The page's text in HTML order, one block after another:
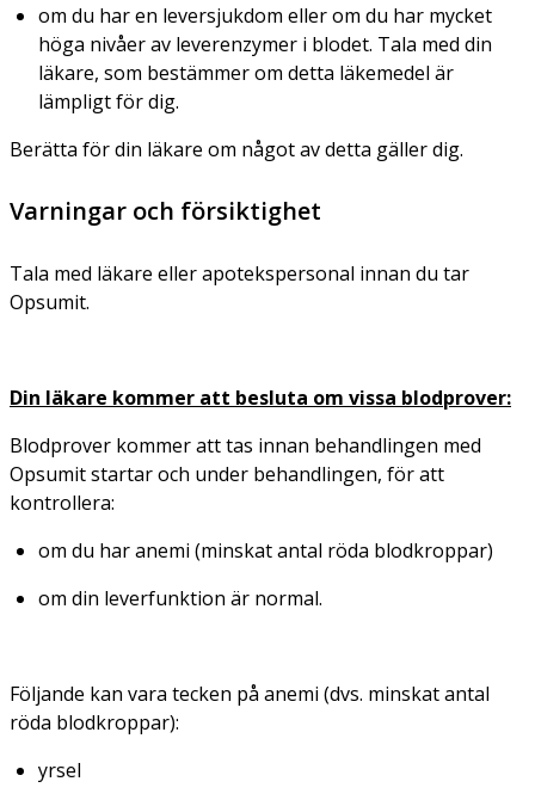
om du har en leversjukdom eller om du har mycket
höga nivåer av leverenzymer i blodet. Tala med din
läkare, som bestämmer om detta läkemedel är
lämpligt för dig.
Berätta för din läkare om något av detta gäller dig.
Varningar och försiktighet
Tala med läkare eller apotekspersonal innan du tar
Opsumit.
Din läkare kommer att besluta om vissa blodprover:
Blodprover kommer att tas innan behandlingen med
Opsumit startar och under behandlingen, för att
kontrollera:
om du har anemi (minskat antal röda blodkroppar)
om din leverfunktion är normal.
Följande kan vara tecken på anemi (dvs. minskat antal
röda blodkroppar):
yrsel